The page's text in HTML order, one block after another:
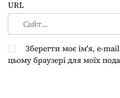
URL
Зберегти моє ім'я, e-
цьому браузері для моїх